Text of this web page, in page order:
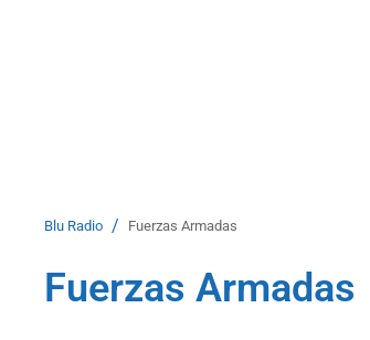
Blu Radio / Fuerzas Armadas
Fuerzas Armadas